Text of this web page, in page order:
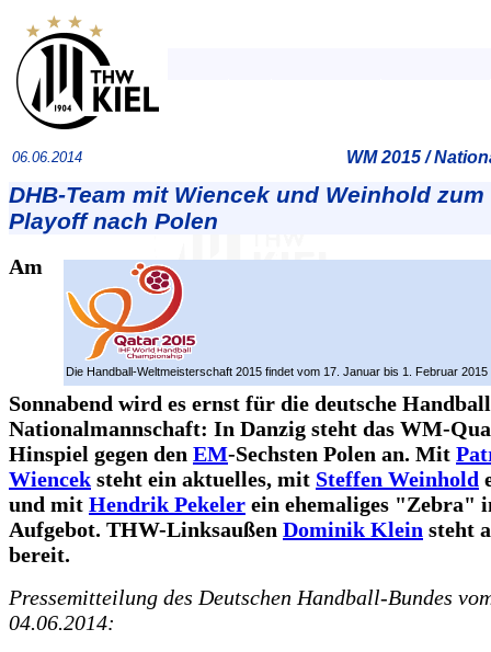
06.06.2014 WM 2015 /
DHB-Team mit Wiencek und Weinhold zum
Playoff nach Polen
Die Handball-Weltmeisterschaft 2015 findet vom 17. Januar bis 1. Februar 2015
Am
Sonnabend wird es ernst für die deutsche
Nationalmannschaft: In Danzig steht das WM-
Hinspiel gegen den EM-Sechsten Polen an. Mit
Wiencek steht ein aktuelles, mit Steffen Weinhold
und mit Hendrik Pekeler ein ehemaliges "Zebra"
Aufgebot. THW-Linksaußen Dominik Klein steht
bereit.
Pressemitteilung des Deutschen Handball-Bundes
04.06.2014: